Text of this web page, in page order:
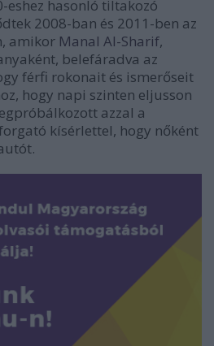
eshez hasonló tiltakozó
2008-ban és 2011-ben az
amikor Manal Al-Sharif,
belefáradva az
férfi rokonait és ismerőseit
hogy napi szinten eljusson
azzal a
kísérlettel, hogy nőként